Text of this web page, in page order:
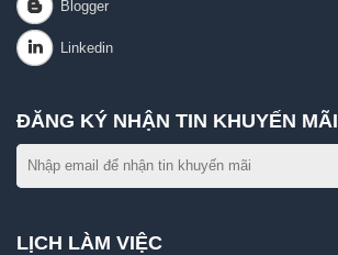
ĐĂNG KÝ NHẬN TIN KHUYẾN MÃI
LỊCH LÀM VIỆC